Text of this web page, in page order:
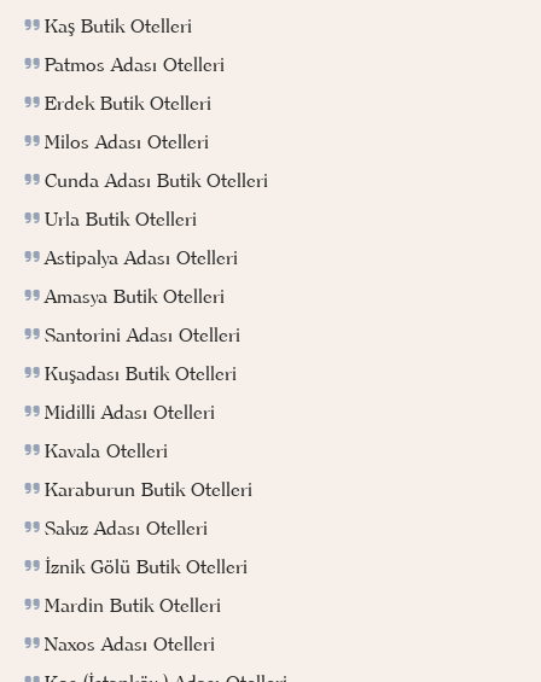
Kaş Butik Otelleri
Patmos Adası Otelleri
Erdek Butik Otelleri
Milos Adası Otelleri
Cunda Adası Butik Otelleri
Urla Butik Otelleri
Astipalya Adası Otelleri
Amasya Butik Otelleri
Santorini Adası Otelleri
Kuşadası Butik Otelleri
Midilli Adası Otelleri
Kavala Otelleri
Karaburun Butik Otelleri
Sakız Adası Otelleri
İznik Gölü Butik Otelleri
Mardin Butik Otelleri
Naxos Adası Otelleri